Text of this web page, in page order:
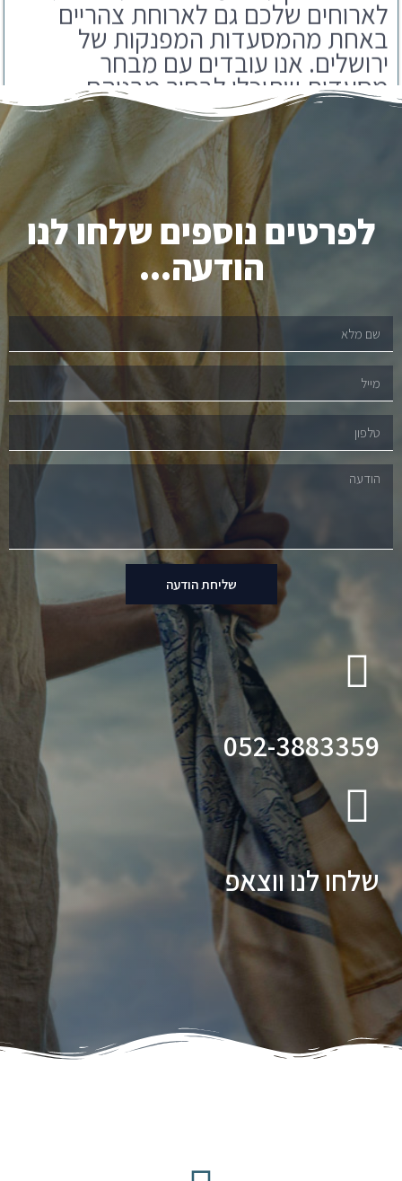
מסעדות שתוכלו לבחור מבניהם.
לפרטים נוספים שלחו לנו
הודעה...
שליחת הודעה
052-3883359
שלחו לנו ווצאפ